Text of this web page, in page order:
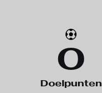
0
Doelpunten